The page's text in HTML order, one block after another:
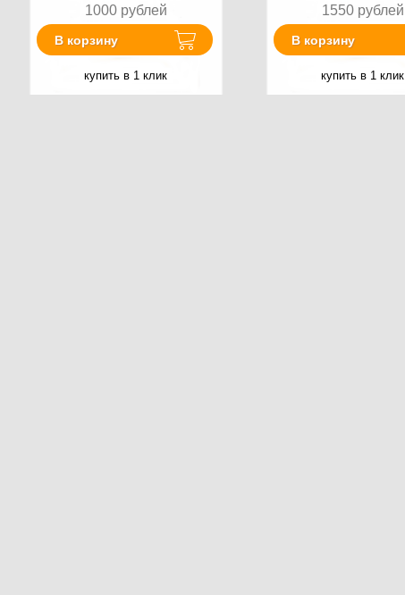
1000 рублей
В корзину
купить в 1 клик
1550 рублей
В корзину
купить в 1 клик